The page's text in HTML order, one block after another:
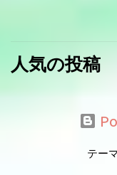
人気の投稿
テー